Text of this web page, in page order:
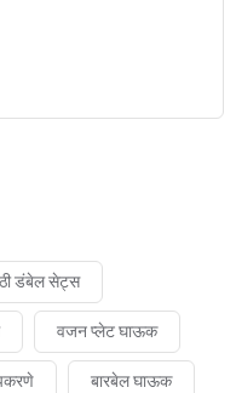
डंबेल सेट्स
वजन प्लेट घाऊक
बारबेल घाऊक